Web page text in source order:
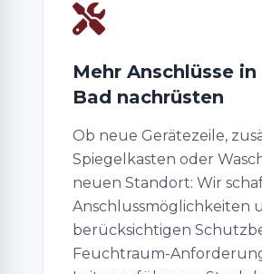
Mehr Anschlüsse
Bad nachrüsten
Ob neue Gerätezeile,
Spiegelkasten oder
neuen Standort: Wir
Anschlussmöglichkeiten
berücksichtigen
Feuchtraum-